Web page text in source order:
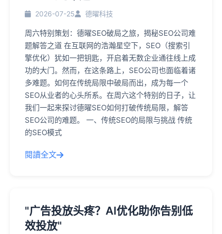
2026-07-25 德曜科技
周六特别策划：德曜SEO破局之旅，揭秘SEO公司难
题解答之道 在互联网的浩瀚星空下，SEO（搜索引
擎优化）犹如一把钥匙，开启着无数企业通往线上成
功的大门。然而，在这条路上，SEO公司也面临着诸
多难题。如何在传统局限中破局而出，成为每一个
SEO从业者的心头所系。在周六这个特别的日子，让
我们一起来探讨德曜SEO如何打破传统局限，解答
SEO公司的难题。 一、传统SEO的局限与挑战 传统
的SEO模式
閱讀全文
"广告投放头疼？AI优化助你告别低
效投放"